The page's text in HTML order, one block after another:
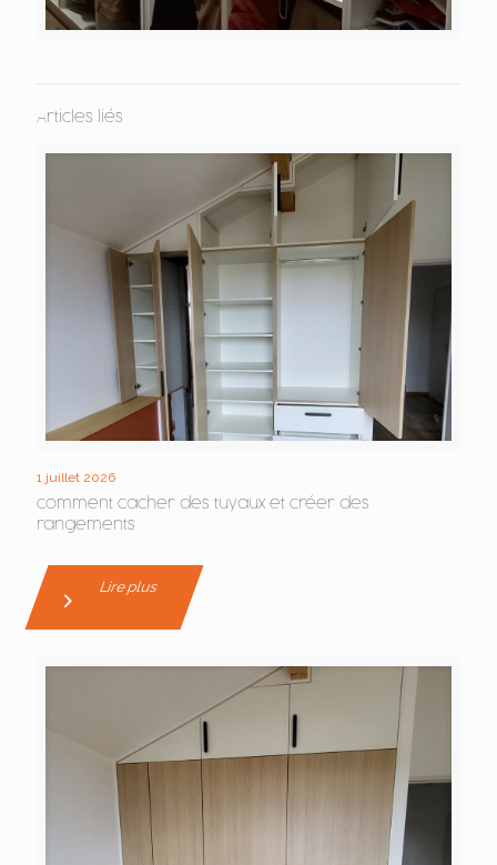
Articles liés
1 juillet 2026
comment cacher des tuyaux et créer des
rangements
Lire plus